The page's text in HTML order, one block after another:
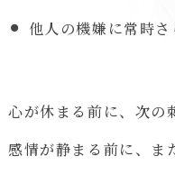
他人の機嫌に常時
心が休まる前に、次の
感情が静まる前に、ま